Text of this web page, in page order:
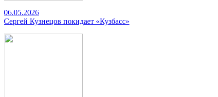
06.05.2026
Сергей Кузнецов покидает «Кузбасс»